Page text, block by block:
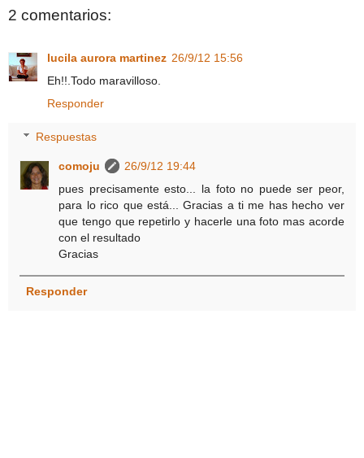
2 comentarios:
lucila aurora martinez 26/9/12 15:56
Eh!!.Todo maravilloso.
Responder
Respuestas
comoju
26/9/12 19:44
pues precisamente esto... la foto no puede ser peor,
para lo rico que está... Gracias a ti me has hecho ver
que tengo que repetirlo y hacerle una foto mas acorde
con el resultado
Gracias
Responder